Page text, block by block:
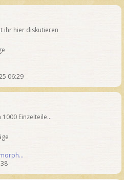
ihr hier diskutieren
06:29
Einzelteile...